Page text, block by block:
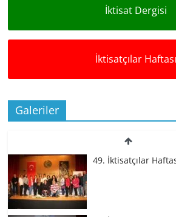
İktisat Dergisi
İktisatçılar Haftası
Galeriler
49. İktisatçılar